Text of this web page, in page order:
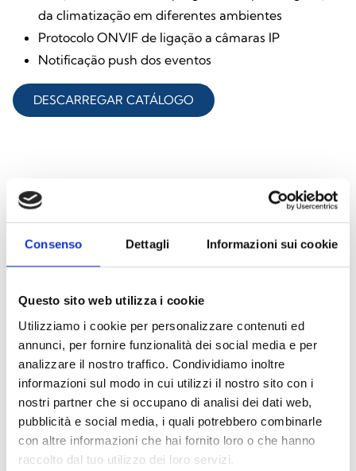
Consenso Dettagli Informazioni sui cookie
Questo sito web utilizza i cookie
Utilizziamo i cookie per personalizzare contenuti ed
annunci, per fornire funzionalità dei social media e per
analizzare il nostro traffico. Condividiamo inoltre
informazioni sul modo in cui utilizzi il nostro sito con i
nostri partner che si occupano di analisi dei dati web,
pubblicità e social media, i quali potrebbero combinarle
con altre informazioni che hai fornito loro o che hanno
raccolto dal tuo utilizzo dei loro servizi.
da climatização em diferentes ambientes
Protocolo ONVIF de ligação a câmaras IP
Notificação push dos eventos
DESCARREGAR CATÁLOGO
Explore todos os produtos
Inim Home
InimTech Security